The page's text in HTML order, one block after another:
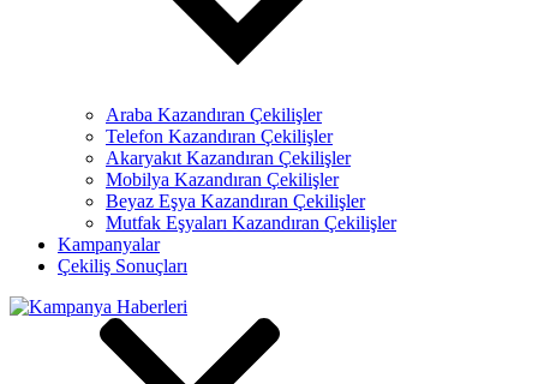
Araba Kazandıran Çekilişler
Telefon Kazandıran Çekilişler
Akaryakıt Kazandıran Çekilişler
Mobilya Kazandıran Çekilişler
Beyaz Eşya Kazandıran Çekilişler
Mutfak Eşyaları Kazandıran Çekilişler
Kampanyalar
Çekiliş Sonuçları